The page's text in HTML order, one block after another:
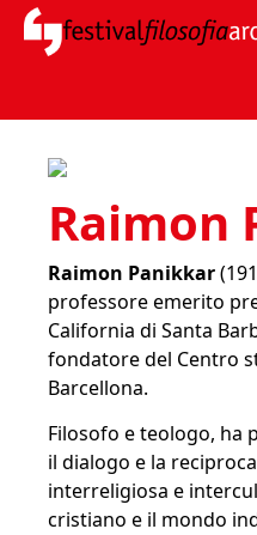
Raimon
Raimon Panikkar
professore emerito
California di Santa
fondatore del Centro
Barcellona.
Filosofo e teologo, ha
il dialogo e la
interreligiosa e
cristiano e il mondo